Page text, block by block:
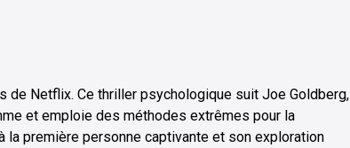
Netflix. Ce thriller psychologique suit Joe Goldberg,
et emploie des méthodes extrêmes pour la
la première personne captivante et son exploration